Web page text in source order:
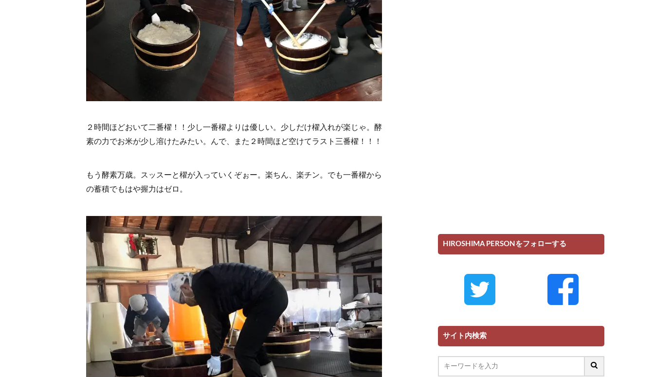
２時間ほどおいて二番櫂！！少し一番櫂よりは優しい。少しだけ櫂入れが楽じゃ。酵
素の力でお米が少し溶けたみたい。んで、また２時間ほど空けてラスト三番櫂！！！
もう酵素万歳。スッスーと櫂が入っていくぞぉー。楽ちん、楽チン。でも一番櫂から
の蓄積でもはや握力はゼロ。
HIROSHIMA PERSONをフォローする
サイト内検索